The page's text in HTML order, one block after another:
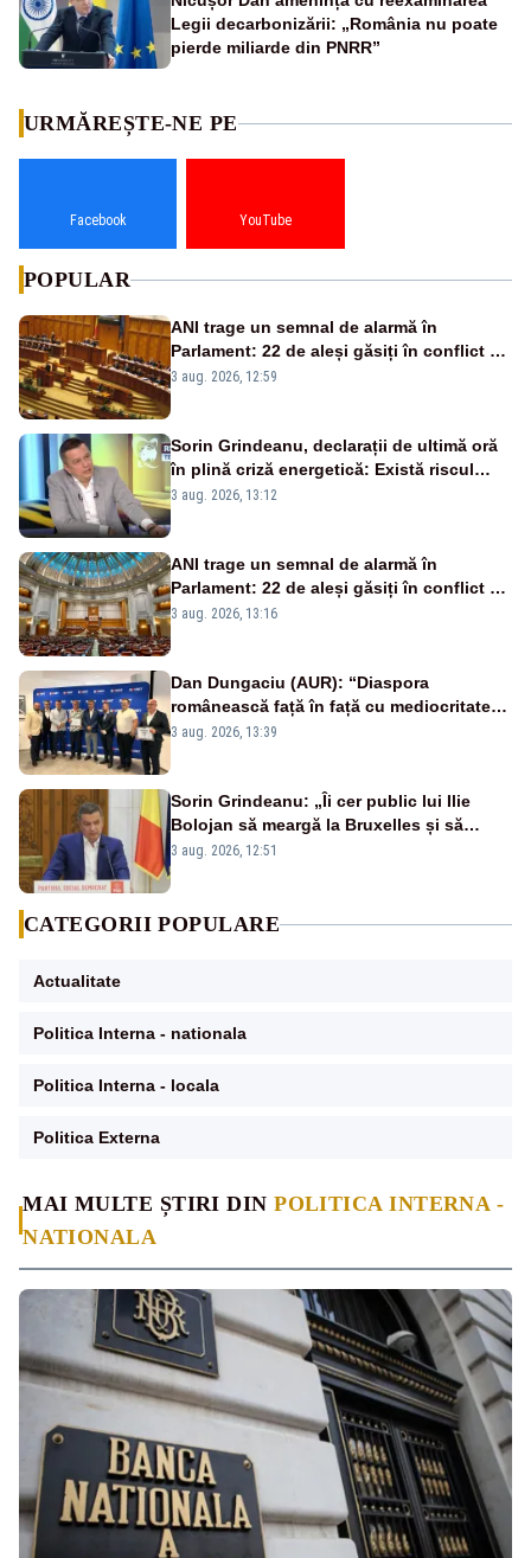
Legii decarbonizării: „România nu poate
pierde miliarde din PNRR”
MAI MULTE ȘTIRI DINPOLITICA INTERNA -
NATIONALA
URMĂREȘTE-NE PE
Facebook YouTube
POPULAR
ANI trage un semnal de alarmă în
Parlament: 22 de aleși găsiți în conflict de
interese au rămas în funcții
3 aug. 2026, 12:59
Sorin Grindeanu, declarații de ultimă oră
în plină criză energetică: Există riscul
închiderii Grupului 2 de la Cernavodă
3 aug. 2026, 13:12
ANI trage un semnal de alarmă în
Parlament: 22 de aleși găsiți în conflict de
interese au rămas în funcții
3 aug. 2026, 13:16
Dan Dungaciu (AUR): “Diaspora
românească față în față cu mediocritatea
statului român”
3 aug. 2026, 13:39
Sorin Grindeanu: „Îi cer public lui Ilie
Bolojan să meargă la Bruxelles și să
amâne închiderea termocentralelor” –
3 aug. 2026, 12:51
CATEGORII POPULARE
Actualitate
Politica Interna - nationala
Politica Interna - locala
Politica Externa